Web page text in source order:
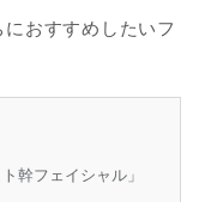
おすすめしたいフ
幹フェイシャル」